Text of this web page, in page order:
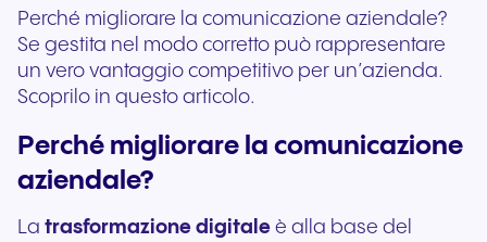
Perché migliorare la comunicazione aziendale?
Se gestita nel modo corretto può rappresentare
un vero vantaggio competitivo per un’azienda.
Scoprilo in questo articolo.
Perché migliorare la comunicazione
aziendale?
La trasformazione digitale è alla base del